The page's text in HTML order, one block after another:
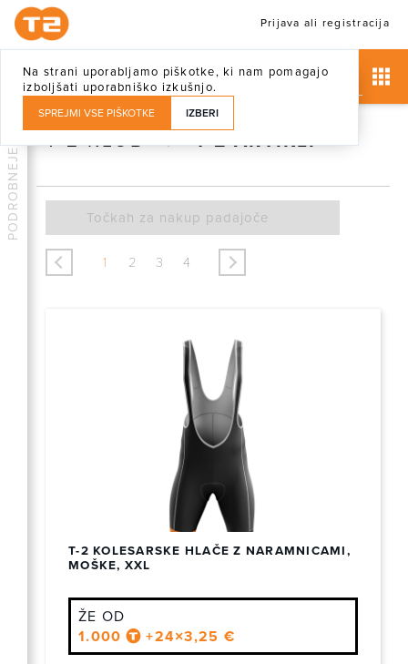
Na strani uporabljamo piškotke, ki nam pomagajo
izboljšati uporabniško izkušnjo.
SPREJMI VSE PIŠKOTKE IZBERI
Prijava ali registracija
PODROBNEJE
T-2 KLUB T-2 ARTIKLI
< 1 2 3 4 >
T-2 KOLESARSKE HLAČE Z NARAMNICAMI,
MOŠKE, XXL
ŽE OD
1.000
+24×3,25 €